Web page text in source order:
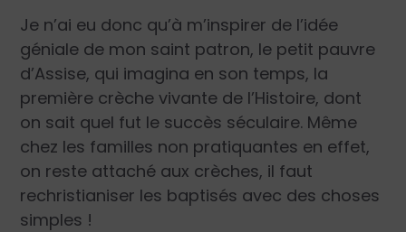
Je n’ai eu donc qu’à m’inspirer de l’idée
géniale de mon saint patron, le petit pauvre
d’Assise, qui imagina en son temps, la
première crèche vivante de l’Histoire, dont
on sait quel fut le succès séculaire. Même
chez les familles non pratiquantes en effet,
on reste attaché aux crèches, il faut
rechristianiser les baptisés avec des choses
simples !